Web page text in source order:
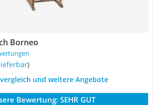
Borneo
)
und weitere Angebote
Bewertung: SEHR GUT